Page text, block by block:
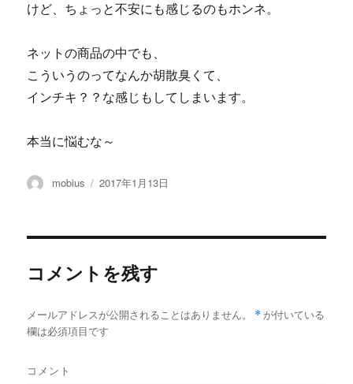
けど、ちょっと不安にも感じるのもホンネ。
ネットの商品の中でも、
こういうのってなんか胡散臭くて、
インチキ？？な感じもしてしまいます。
本当に悩むな～
投
mobius
投
2017年1月13日
コメントを残す
メールアドレスが公開されることはありません。 * が付いている
欄は必須項目です
コメント